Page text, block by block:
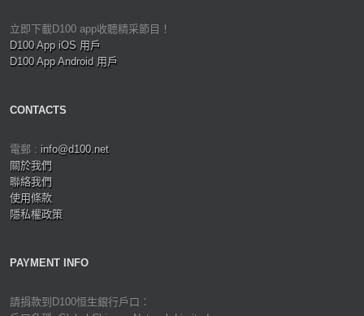
立即下載D100 app收聽精采節目！
D100 App iOS 用戶
D100 App Android 用戶
CONTACTS
電郵 : info@d100.net
關於我們
聯絡我們
使用條款
隱私權政策
PAYMENT INFO
請捐款到D100恒生銀行戶口：